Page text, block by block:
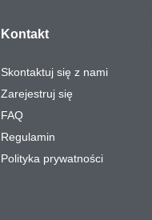
Kontakt
Skontaktuj się z nami
Zarejestruj się
FAQ
Regulamin
Polityka prywatności